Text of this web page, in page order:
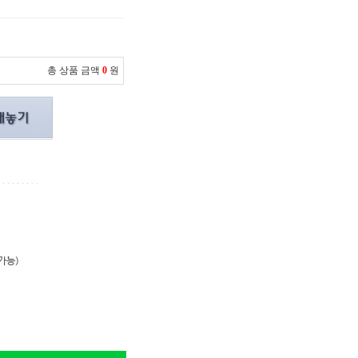
총 상품 금액 0 원